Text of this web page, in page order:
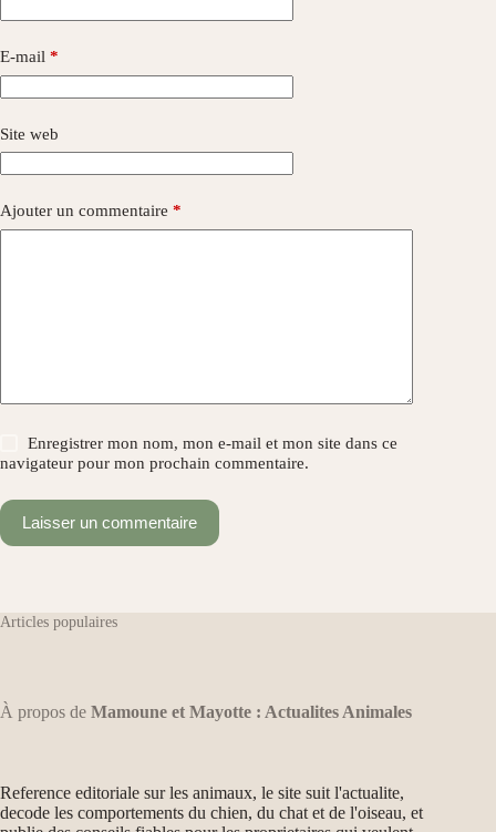
E-mail *
Site web
Ajouter un commentaire *
Enregistrer mon nom, mon e-mail et mon site dans ce
navigateur pour mon prochain commentaire.
Laisser un commentaire
Articles populaires
À propos de Mamoune et Mayotte : Actualites Animales
Reference editoriale sur les animaux, le site suit l'actualite,
decode les comportements du chien, du chat et de l'oiseau, et